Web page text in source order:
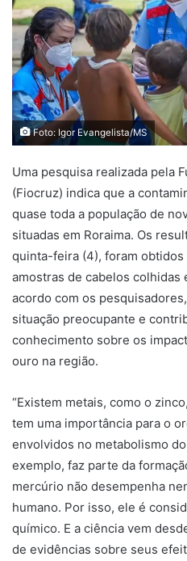
Foto: Igor Evangelista/MS
Uma pesquisa realizada pela
(Fiocruz) indica que a
quase toda a população de
situadas em Roraima. Os
quinta-feira (4), foram obtidos
amostras de cabelos colhidas
acordo com os
situação preocupante e
conhecimento sobre os
ouro na região.
“Existem metais, como o
tem uma importância para o
envolvidos no metabolismo
exemplo, faz parte da
mercúrio não desempenha
humano. Por isso, ele é
químico. E a ciência vem
de evidências sobre seus